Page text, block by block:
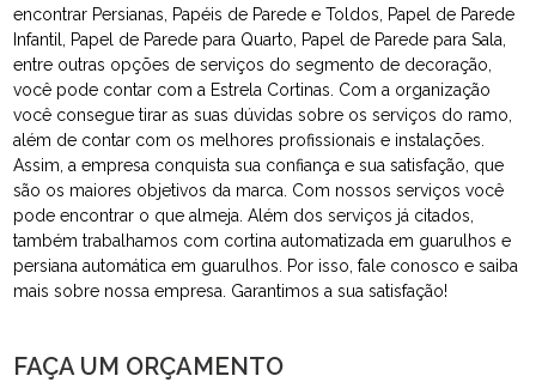
encontrar Persianas, Papéis de Parede e Toldos, Papel de Parede
Infantil, Papel de Parede para Quarto, Papel de Parede para Sala,
entre outras opções de serviços do segmento de decoração,
você pode contar com a Estrela Cortinas. Com a organização
você consegue tirar as suas dúvidas sobre os serviços do ramo,
além de contar com os melhores profissionais e instalações.
Assim, a empresa conquista sua confiança e sua satisfação, que
são os maiores objetivos da marca. Com nossos serviços você
pode encontrar o que almeja. Além dos serviços já citados,
também trabalhamos com cortina automatizada em guarulhos e
persiana automática em guarulhos. Por isso, fale conosco e saiba
mais sobre nossa empresa. Garantimos a sua satisfação!
FAÇA UM ORÇAMENTO